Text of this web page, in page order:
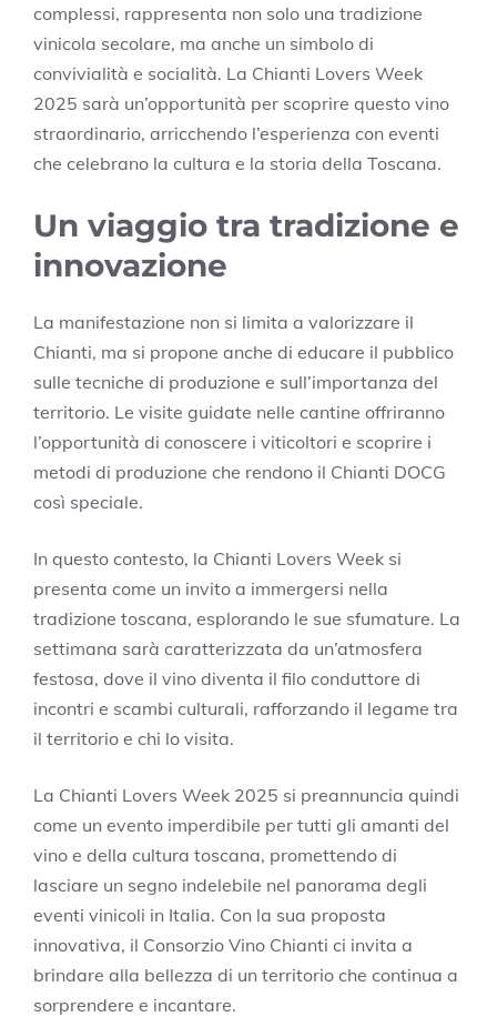
complessi, rappresenta non solo una tradizione
vinicola secolare, ma anche un simbolo di
convivialità e socialità. La Chianti Lovers Week
2025 sarà un’opportunità per scoprire questo vino
straordinario, arricchendo l’esperienza con eventi
che celebrano la cultura e la storia della Toscana.
Un viaggio tra tradizione e
innovazione
La manifestazione non si limita a valorizzare il
Chianti, ma si propone anche di educare il pubblico
sulle tecniche di produzione e sull’importanza del
territorio. Le visite guidate nelle cantine offriranno
l’opportunità di conoscere i viticoltori e scoprire i
metodi di produzione che rendono il Chianti DOCG
così speciale.
In questo contesto, la Chianti Lovers Week si
presenta come un invito a immergersi nella
tradizione toscana, esplorando le sue sfumature. La
settimana sarà caratterizzata da un’atmosfera
festosa, dove il vino diventa il filo conduttore di
incontri e scambi culturali, rafforzando il legame tra
il territorio e chi lo visita.
La Chianti Lovers Week 2025 si preannuncia quindi
come un evento imperdibile per tutti gli amanti del
vino e della cultura toscana, promettendo di
lasciare un segno indelebile nel panorama degli
eventi vinicoli in Italia. Con la sua proposta
innovativa, il Consorzio Vino Chianti ci invita a
brindare alla bellezza di un territorio che continua a
sorprendere e incantare.